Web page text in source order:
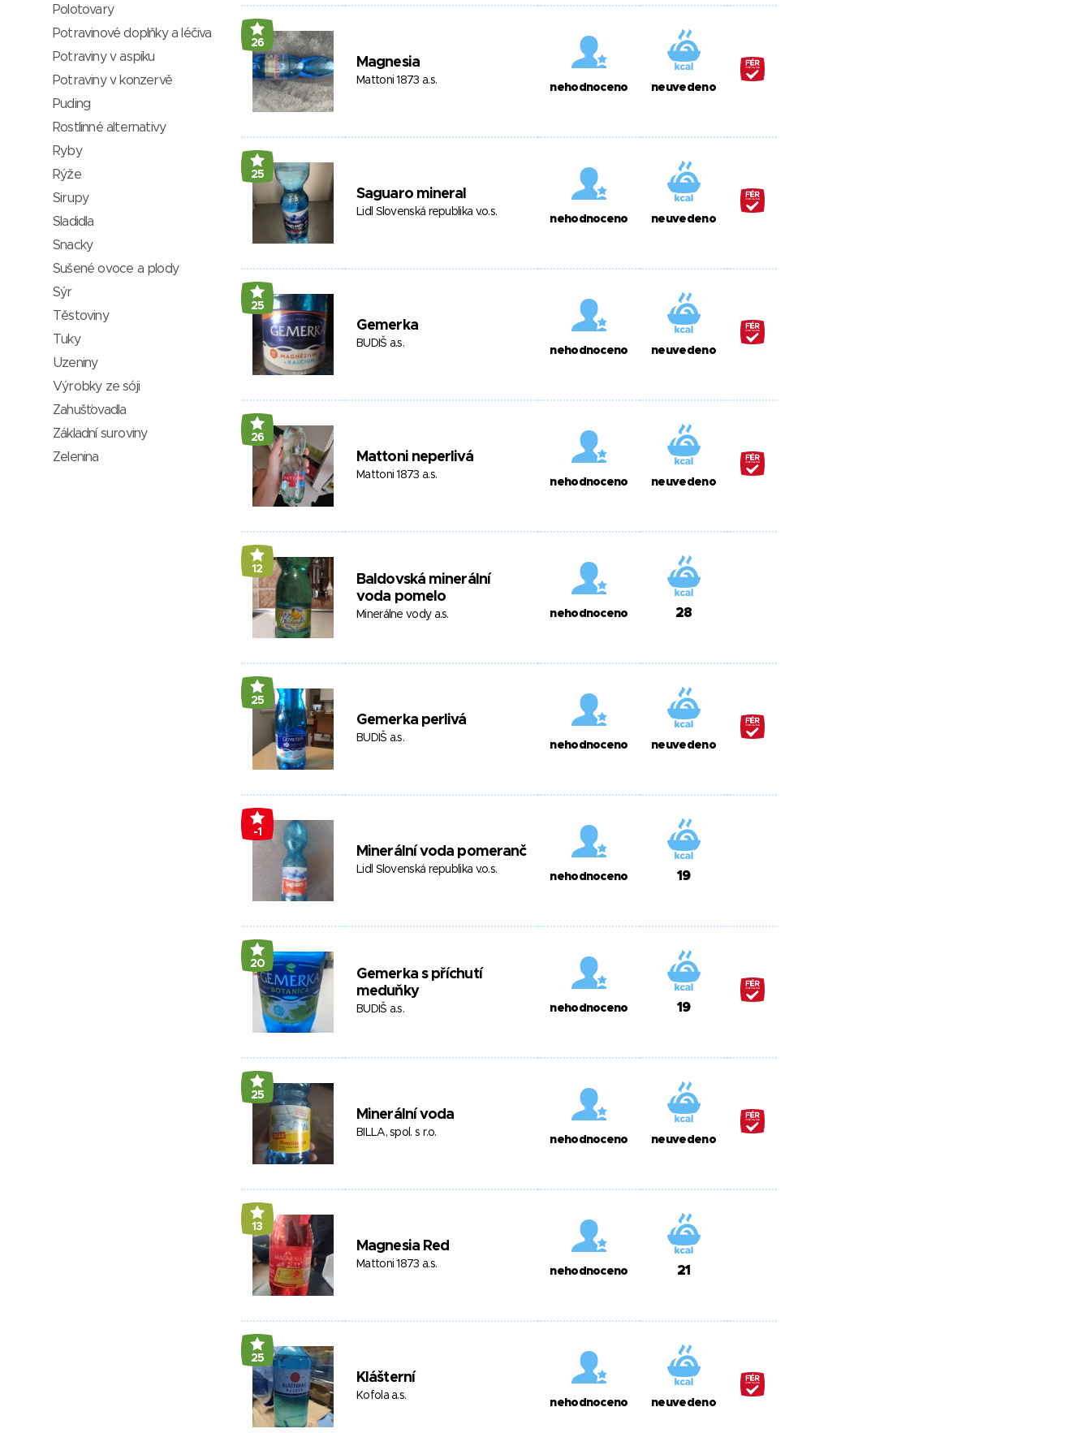
26
Magnesia
Mattoni 1873 a.s.
nehodnoceno neuvedeno
25
Saguaro mineral
Lidl Slovenská republika v.o.s.
nehodnoceno neuvedeno
25
Gemerka
BUDIŠ a.s.
nehodnoceno neuvedeno
26
Mattoni neperlivá
Mattoni 1873 a.s.
nehodnoceno neuvedeno
12
Baldovská minerální
voda pomelo
Minerálne vody a.s. nehodnoceno 28
25
Gemerka perlivá
BUDIŠ a.s.
nehodnoceno neuvedeno
-1
Minerální voda pomeranč
Lidl Slovenská republika v.o.s.
nehodnoceno 19
20
Gemerka s příchutí
meduňky
BUDIŠ a.s. nehodnoceno 19
25
Minerální voda
BILLA, spol. s r.o.
nehodnoceno neuvedeno
13
Magnesia Red
Mattoni 1873 a.s.
nehodnoceno 21
25
Klášterní
Kofola a.s.
nehodnoceno neuvedeno
Polotovary
Potravinové doplňky a léčiva
Potraviny v aspiku
Potraviny v konzervě
Puding
Rostlinné alternativy
Ryby
Rýže
Sirupy
Sladidla
Snacky
Sušené ovoce a plody
Sýr
Těstoviny
Tuky
Uzeniny
Výrobky ze sóji
Zahušťovadla
Základní suroviny
Zelenina